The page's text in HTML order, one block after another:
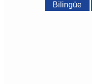
Bilingüe